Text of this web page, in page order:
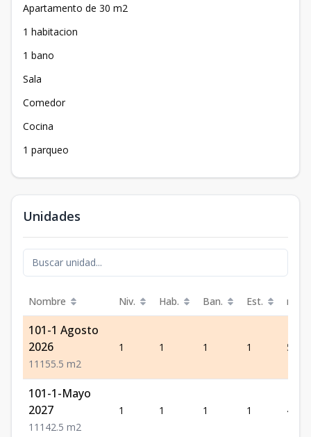
Apartamento de 30 m2
1 habitacion
1 bano
Sala
Comedor
Cocina
1 parqueo
Unidades
Nombre Niv. Hab. Ban. Est. m²
101-1 Agosto
2026
1 1 1 55.5 m2
1 1 1 1 55.5
101-1-Mayo
2027
1 1 1 42.5 m2
1 1 1 1 42.5